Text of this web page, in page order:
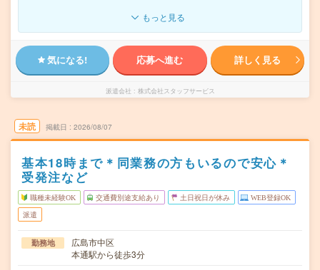
もっと見る
気になる! 応募へ進む 詳しく見る
派遣会社 株式会社スタッフサービス
未読 掲載日 2026/08/07
基本18時まで＊同業務の方もいるので安心＊
受発注など
職種未経験OK 交通費別途支給あり 土日祝日が休み WEB登録OK
派遣
勤務地
広島市中区
本通駅から徒歩3分